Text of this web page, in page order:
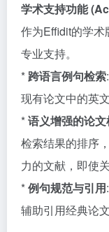
学术支持功能
作为Effidit的学术
专业支持。
* 跨语言例句检索
现有论文中的英
*语义增强的论
检索结果的排序
力的文献，即使
*例句规范与引用
辅助引用经典论文